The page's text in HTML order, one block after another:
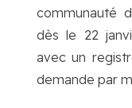
communauté
dès le 22
avec un
demande par